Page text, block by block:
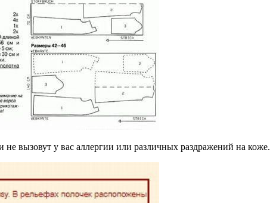
вызовут у вас аллергии или различных раздражений на коже.